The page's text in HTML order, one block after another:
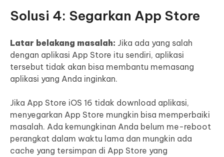
Solusi 4: Segarkan App Store
Latar belakang masalah: Jika ada yang salah
dengan aplikasi App Store itu sendiri, aplikasi
tersebut tidak akan bisa membantu memasang
aplikasi yang Anda inginkan.
Jika App Store iOS 16 tidak download aplikasi,
menyegarkan App Store mungkin bisa memperbaiki
masalah. Ada kemungkinan Anda belum me-reboot
perangkat dalam waktu lama dan mungkin ada
cache yang tersimpan di App Store yang